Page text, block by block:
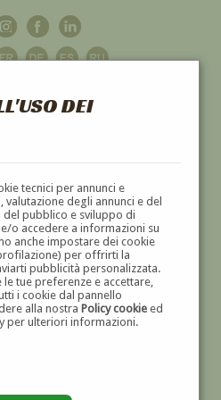
DEI
tecnici per annunci e
degli annunci e del
pubblico e sviluppo di
o accedere a informazioni su
anche impostare dei cookie
per offrirti la
pubblicità personalizzata.
tue preferenze e accettare,
i cookie dal pannello
alla nostra Policy cookieed
per ulteriori informazioni.
GALLERIAD'ARTE
'800 E '900